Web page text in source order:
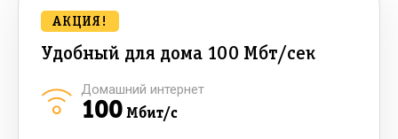
Удобный для дома 100 Мбт/сек
АКЦИЯ!
100Мбит/с
Домашний интернет